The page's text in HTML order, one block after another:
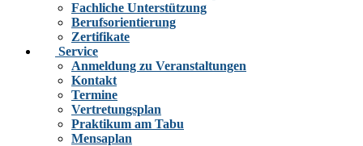
Fachliche Unterstützung
Berufsorientierung
Zertifikate
Service
Anmeldung zu Veranstaltungen
Kontakt
Termine
Vertretungsplan
Praktikum am Tabu
Mensaplan